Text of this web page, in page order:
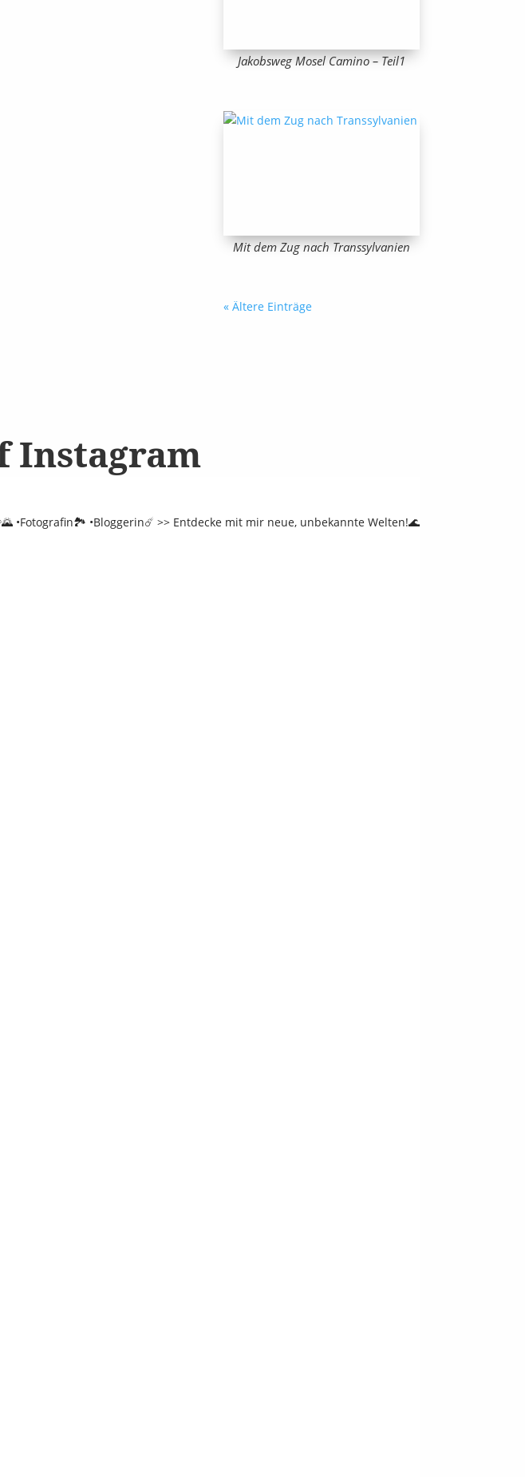
Jakobsweg Mosel Camino – Teil1
Mit dem Zug nach Transsylvanien
« Ältere Einträge
Instagram
•Fotografin🏞️ •Bloggerin☄️ >> Entdecke mit mir neue, unbekannte Welten!🌊